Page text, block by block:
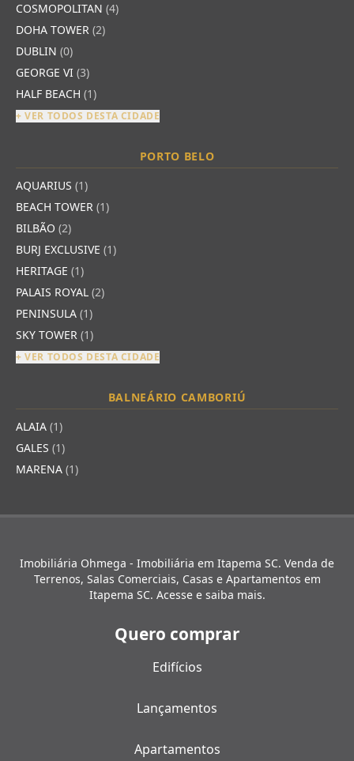
COSMOPOLITAN (4)
DOHA TOWER (2)
DUBLIN (0)
GEORGE VI (3)
HALF BEACH (1)
+ VER TODOS DESTA CIDADE
PORTO BELO
AQUARIUS (1)
BEACH TOWER (1)
BILBÃO (2)
BURJ EXCLUSIVE (1)
HERITAGE (1)
PALAIS ROYAL (2)
PENINSULA (1)
SKY TOWER (1)
+ VER TODOS DESTA CIDADE
BALNEÁRIO CAMBORIÚ
ALAIA (1)
GALES (1)
MARENA (1)
Imobiliária Ohmega - Imobiliária em Itapema SC. Venda de
Terrenos, Salas Comerciais, Casas e Apartamentos em
Itapema SC. Acesse e saiba mais.
Quero comprar
Edifícios
Lançamentos
Apartamentos